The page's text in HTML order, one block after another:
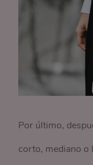
Por último,
corto, mediano o